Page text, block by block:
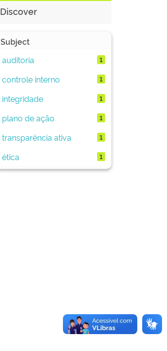
Discover
Subject
auditoria
1
controle interno 1
integridade 1
plano de ação 1
transparência ativa 1
ética 1